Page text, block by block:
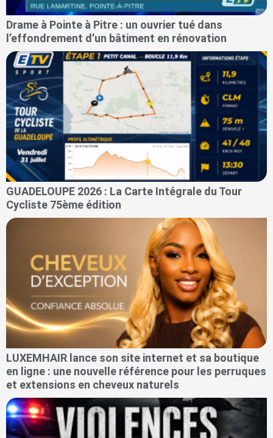
Drame à Pointe à Pitre : un ouvrier tué dans
l’effondrement d’un bâtiment en rénovation
GUADELOUPE 2026 : La Carte Intégrale du Tour
Cycliste 75ème édition
LUXEMHAIR lance son site internet et sa boutique
en ligne : une nouvelle référence pour les perruques
et extensions en cheveux naturels